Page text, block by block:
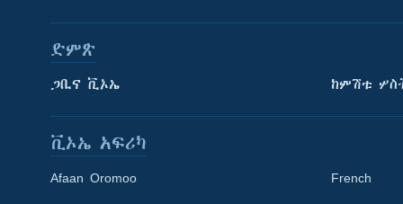
ድምጽ
ጋቢና ቪኦኤ ከምሽቱ
ቪኦኤ አፍሪካ
Afaan Oromoo French